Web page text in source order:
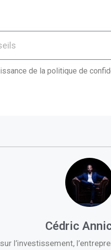
de la politique de
Cédric
l’investissement,